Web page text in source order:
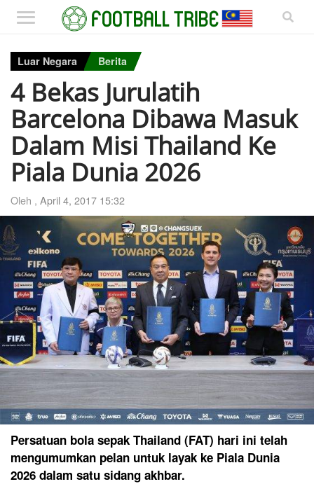
Luar Negara Berita
4 Bekas Jurulatih
Barcelona Dibawa Masuk
Dalam Misi Thailand Ke
Piala Dunia 2026
Oleh , April 4, 2017 15:32
Persatuan bola sepak Thailand (FAT) hari ini telah
mengumumkan pelan untuk layak ke Piala Dunia
2026 dalam satu sidang akhbar.